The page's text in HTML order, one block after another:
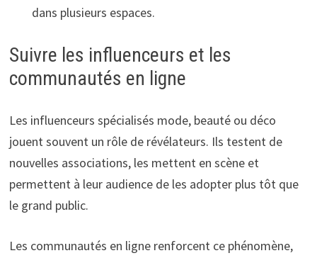
dans plusieurs espaces.
Suivre les influenceurs et les
communautés en ligne
Les influenceurs spécialisés mode, beauté ou déco
jouent souvent un rôle de révélateurs. Ils testent de
nouvelles associations, les mettent en scène et
permettent à leur audience de les adopter plus tôt que
le grand public.
Les communautés en ligne renforcent ce phénomène,